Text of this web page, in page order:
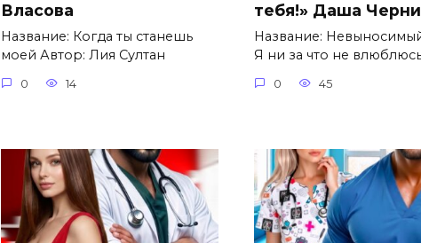
Власова
Название: Когда ты станешь
моей Автор: Лия Султан
0 14
тебя!» Даша
Название:
Я ни за что не
0 45